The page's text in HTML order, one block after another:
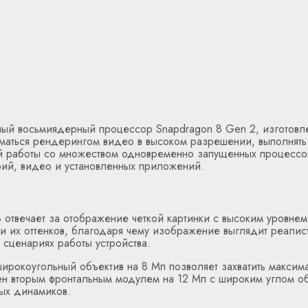
восьмиядерный процессор Snapdragon 8 Gen 2,
рендерингом видео в высоком разрешении,
со множеством одновременно запущенных
видео и установленных приложений.
за отображение четкой картинки с высоким
их оттенков, благодаря чему изображение выглядит
работы устройства.
объектив на 8 Мп позволяет захватить
фронтальным модулем на 12 Мп с широким углом
динамиков.